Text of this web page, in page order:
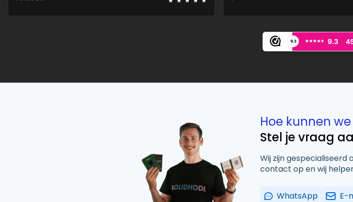
9.3 ⭑⭑⭑⭑⭑
⭑⭑⭑⭑⭑ 9.3
Hoe kunnen
Stel je vraag
Wij zijn
contact op en wij
WhatsApp E-